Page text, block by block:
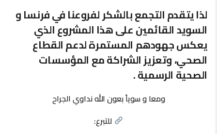
لذا يتقدم التجمع بالشكر لفروعنا في فرنسا و
السويد القائمين على هذا المشروع الذي
يعكس جهودهم المستمرة لدعم القطاع
الصحي، وتعزيز الشراكة مع المؤسسات
الصحية الرسمية .
ومعا و سوياً بعون الله نداوي الجراح
للتبرع: